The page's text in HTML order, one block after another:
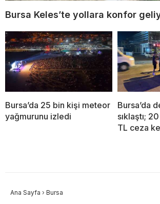
Bursa Keles’te yollara konfor
Bursa’da 25 bin kişi meteor
yağmurunu izledi
Bursa’da
sıklaştı;
TL ceza
Ana Sayfa › Bursa